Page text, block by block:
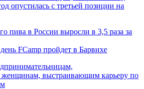
опустилась с третьей позиции на
FCamp пройдет в Барвихе
женщинам, выстраивающим карьеру по